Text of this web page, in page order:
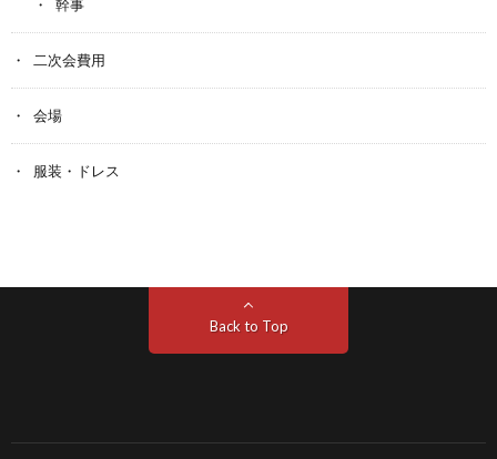
幹事
二次会費用
会場
服装・ドレス
Back to Top